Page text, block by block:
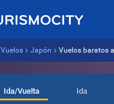
Vuelos Japón Vuelos baratos
Ida/Vuelta Ida